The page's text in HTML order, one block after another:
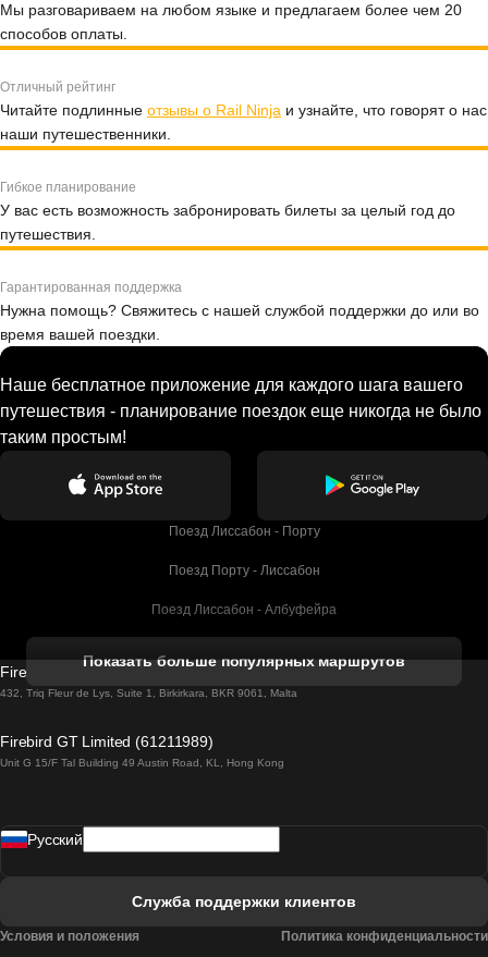
Мы разговариваем на любом языке и предлагаем более чем 20
способов оплаты.
Отличный рейтинг
Читайте подлинные отзывы о Rail Ninja и узнайте, что говорят о нас
наши путешественники.
Гибкое планирование
У вас есть возможность забронировать билеты за целый год до
путешествия.
Гарантированная поддержка
Нужна помощь? Свяжитесь с нашей службой поддержки до или во
время вашей поездки.
Наше бесплатное приложение для каждого шага вашего
путешествия - планирование поездок еще никогда не было
таким простым!
Поезд Лиссабон - Порту
Поезд Порту - Лиссабон
Поезд Лиссабон - Албуфейра
Поезд Лиссабон - Лагос
Поезд Лиссабон - Мадрид
Показать больше популярных маршрутов
Firebird GT Limited (OC 1451)
432, Triq Fleur de Lys, Suite 1, Birkirkara, BKR 9061, Malta
Firebird GT Limited (61211989)
Unit G 15/F Tal Building 49 Austin Road, KL, Hong Kong
Pусский
Служба поддержки клиентов
Условия и положения Политика конфиденциальности